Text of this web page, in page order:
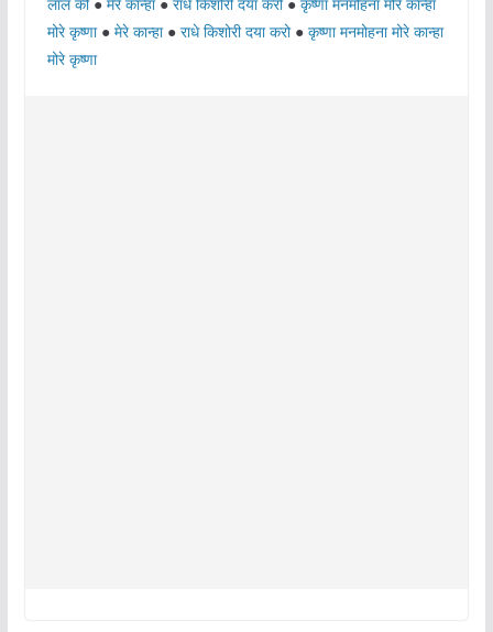
मोरे कृष्णा● मेरे कान्हा● राधे किशोरी दया करो● कृष्णा मनमोहना मोरे कान्हा
मोरे कृष्णा